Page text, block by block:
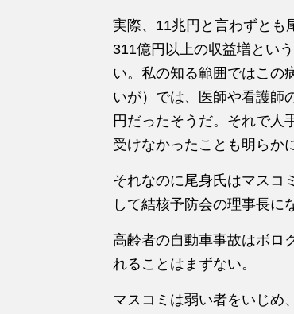
実際、11兆円と言わずとも
311億円以上の収益増とい
い。私の知る範囲ではこの
いが）では、医師や看護師
円だったそうだ。それで人
受けなかったことも明らか
それなのに尾身氏はマスコ
して結核予防会の理事長に
高齢者の自動車事故はボロ
れることはまずない。
マスコミは弱い者をいじめ